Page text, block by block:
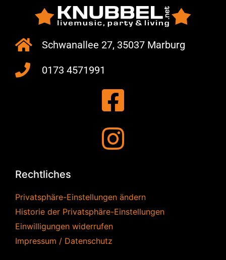
Schwanallee 27, 35037 Marburg
0173 4571991
Rechtliches
Privatsphäre-Einstellungen ändern
Historie der Privatsphäre-Einstellungen
Einwilligungen widerrufen
Impressum / Datenschutz